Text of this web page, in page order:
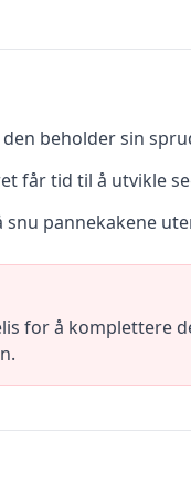
beholder sin
får tid til å utvikle
pannekakene
for å komplettere